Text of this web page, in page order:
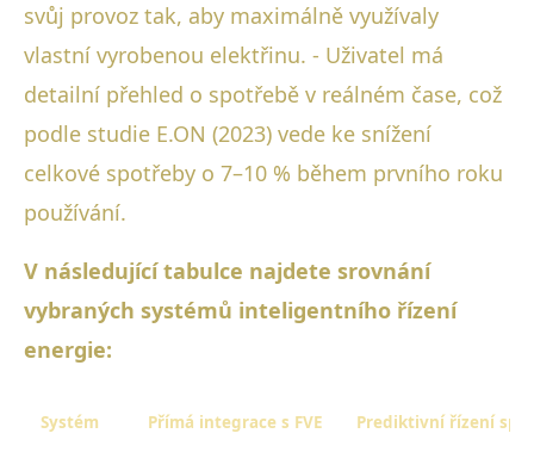
svůj provoz tak, aby maximálně využívaly
vlastní vyrobenou elektřinu. - Uživatel má
detailní přehled o spotřebě v reálném čase, což
podle studie E.ON (2023) vede ke snížení
celkové spotřeby o 7–10 % během prvního roku
používání.
V následující tabulce najdete srovnání
vybraných systémů inteligentního řízení
energie:
Systém Přímá integrace s FVE Prediktivní řízení